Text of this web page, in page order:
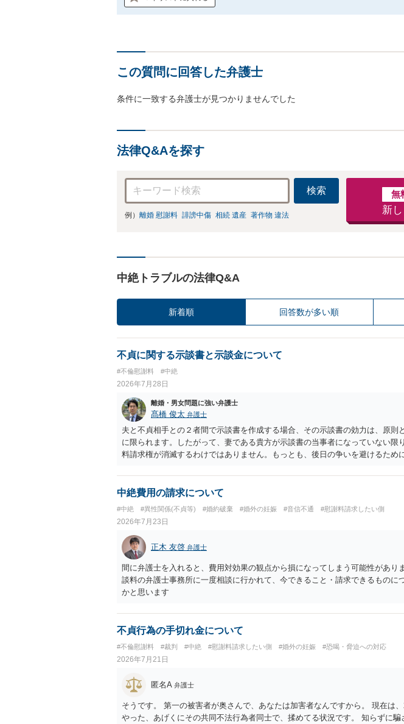
この質問に回答した弁護士
条件に一致する弁護士が見つかりませんでした
法律Q&Aを探す
検索
例） 離婚 慰謝料 誹謗中傷 相続 遺産 著作物 違法
無
新
中絶トラブルの法律Q&A
新着順 回答数が多い順
不貞に関する示談書と示談金について
#不倫慰謝料 #中絶
2026年7月28日
離婚・男女問題に強い弁護士
髙橋 俊太 弁護士
夫と不貞相手との２者間で示談書を作成する場合、その示談書の効力は、原則
に限られます。したがって、妻である貴方が示談書の当事者になっていない限
料請求権が消滅するわけではありません。もっとも、後日の争いを避けるため
ものではない」旨を明記しておく方が安全です。また、清算条項を入れる場合
間に限る」と対象を明確にすべきです。 他方、不貞相手が夫から示談金を受
されている」「夫側から支払を受けた」などと（その当否は別として）反論等
性があります。そのため、示談金の趣旨、清算対象、妻の請求権への影響を明
す。示談金１８０万円の妥当性については、中絶、精神的苦痛、通院・治療の
内容、妊娠・中絶に至る経緯等によって変わります。中絶について双方同意が
精神的負担が考慮されることはありますが、夫が当初から離婚できないと伝え
婚期待を理由とする損害については争い得る部分もあります。 なお、貴方から
額は、夫が不貞相手に支払う示談金額だけで決まるものではありません。不貞
婦関係への影響、離婚・別居の有無、相手方の認識等によって判断されます。
護士への個別相談も検討なさった方がよいでしょう。
中絶費用の請求について
#中絶 #異性関係(不貞等) #婚約破棄 #婚外の妊娠 #音信不通 #慰謝料請求したい側
2026年7月23日
正木 友啓 弁護士
間に弁護士を入れると、費用対効果の観点から損になってしまう可能性があり
談料の弁護士事務所に一度相談に行かれて、今できること・請求できるものに
かと思います
不貞行為の手切れ金について
#不倫慰謝料 #裁判 #中絶 #慰謝料請求したい側 #婚外の妊娠 #恐喝・脅迫への対応
2026年7月21日
匿名A 弁護士
そうです。 第一の被害者が奥さんで、あなたは加害者なんですから。 現在は
やった、あげくにその共同不法行為者同士で、揉めてる状況です。 知らずに騙